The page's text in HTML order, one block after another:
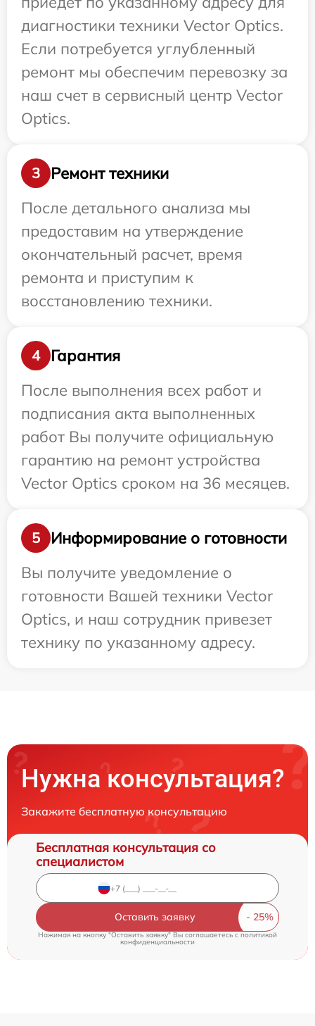
диагностики техники Vector Optics.
Если потребуется углубленный
ремонт мы обеспечим перевозку за
наш счет в сервисный центр Vector
Optics.
3
Ремонт техники
После детального анализа мы
предоставим на утверждение
окончательный расчет, время
ремонта и приступим к
восстановлению техники.
4
Гарантия
После выполнения всех работ и
подписания акта выполненных
работ Вы получите официальную
гарантию на ремонт устройства
Vector Optics сроком на 36 месяцев.
5
Информирование о готовности
Вы получите уведомление о
готовности Вашей техники Vector
Optics, и наш сотрудник привезет
технику по указанному адресу.
Нужна консультация?
Закажите бесплатную консультацию
Бесплатная консультация со
специалистом
Оставить заявку
Нажимая на кнопку "Оставить заявку" Вы соглашаетесь c политикой
конфиденциальности